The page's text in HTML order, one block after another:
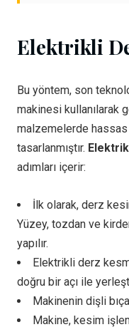
Elektrikli
Bu yöntem, son
makinesi kullanılarak
malzemelerde
tasarlanmıştır.
adımları içerir:
İlk olarak, derz
Yüzey, tozdan ve
yapılır.
Elektrikli derz
doğru bir açı ile
Makinenin dişli
Makine, kesim